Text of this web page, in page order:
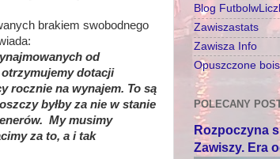
brakiem swobodnego
od
dotacji
rocznie na wynajem. To są
byłby za nie w stanie
My musimy
za to, a i tak
Blog
Zawiszastats
Zawisza Info
Opuszczone
POLECANY
Rozpoczyna
Zawiszy. Era